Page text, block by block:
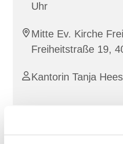
Uhr
Mitte Ev. Kirche
Freiheitstraße 19,
Kantorin Tanja